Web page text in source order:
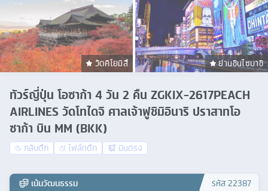
วัดคิโยมิสึ ย่านชินไซบาชิ
ทัวร์ญี่ปุ่น โอซาก้า 4 วัน 2 คืน ZGKIX-2617PEACH
AIRLINES วัดโทไดจิ ศาลเจ้าฟูชิมิอินาริ ปราสาทโอ
ซาก้า บิน MM (BKK)
กลับดึก ไฟล์ทดึก บินตรง
เน้นวัฒนธรรม รหัส22387